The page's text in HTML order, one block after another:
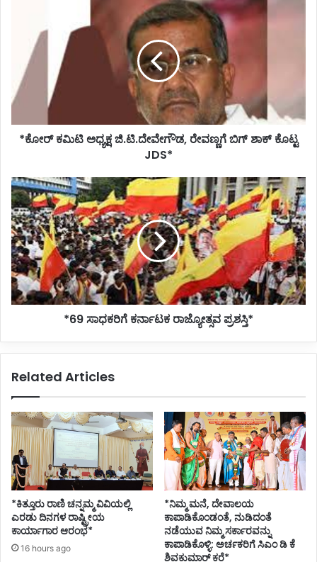
ಜಿ.ಟಿ.ದೇವೇಗೌಡ,
ರೇವಣ್ಣಗೆ
ಬಿಗ್
ಶಾಕ್
ಕೊಟ್ಟ
JDS*
*ಕೋರ್ ಕಮಿಟಿ ಅಧ್ಯಕ್ಷ ಜಿ.ಟಿ.ದೇವೇಗೌಡ, ರೇವಣ್ಣಗೆ ಬಿಗ್ ಶಾಕ್ ಕೊಟ್ಟ
JDS*
*69
ಸಾಧಕರಿಗೆ
ಕರ್ನಾಟಕ
ರಾಜ್ಯೋತ್ಸವ
ಪ್ರಶಸ್ತಿ*
*69 ಸಾಧಕರಿಗೆ ಕರ್ನಾಟಕ ರಾಜ್ಯೋತ್ಸವ ಪ್ರಶಸ್ತಿ*
Related Articles
*ಕಿತ್ತೂರು ರಾಣಿ ಚನ್ನಮ್ಮ ವಿವಿಯಲ್ಲಿ
ಎರಡು ದಿನಗಳ ರಾಷ್ಟ್ರೀಯ
ಕಾರ್ಯಾಗಾರ ಆರಂಭ*
16 hours ago
*ನಿಮ್ಮ ಮನೆ, ದೇವಾಲಯ
ಕಾಪಾಡಿಕೊಂಡಂತೆ, ನುಡಿದಂತೆ
ನಡೆಯುವ ನಿಮ್ಮ ಸರ್ಕಾರವನ್ನು
ಕಾಪಾಡಿಕೊಳ್ಳಿ: ಅರ್ಚಕರಿಗೆ ಸಿಎಂ ಡಿ ಕೆ
ಶಿವಕುಮಾರ್ ಕರೆ*